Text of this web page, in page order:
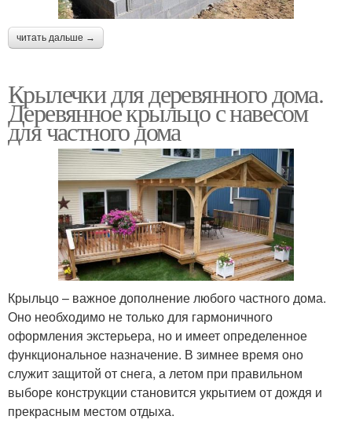
читать дальше →
Крылечки для деревянного дома.
Деревянное крыльцо с навесом
для частного дома
Крыльцо – важное дополнение любого частного дома.
Оно необходимо не только для гармоничного
оформления экстерьера, но и имеет определенное
функциональное назначение. В зимнее время оно
служит защитой от снега, а летом при правильном
выборе конструкции становится укрытием от дождя и
прекрасным местом отдыха.